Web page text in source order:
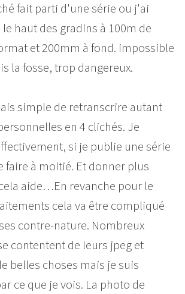
fait parti d'une série ou j'ai
haut des gradins à 100m de
et 200mm à fond. impossible
la fosse, trop dangereux.
simple de retranscrire autant
en 4 clichés. Je
si je publie une série
faire à moitié. Et donner plus
aide…En revanche pour le
cela va être compliqué
contre-nature. Nombreux
contentent de leurs jpeg et
belles choses mais je suis
ce que je vois. La photo de